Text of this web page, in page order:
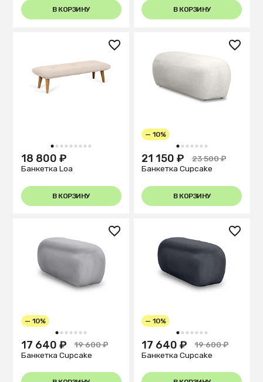
В КОРЗИНУ В КОРЗИНУ
1 2 3 4 5 6 7 8 9
18 800 ₽
Банкетка Loa
В КОРЗИНУ
1 2 3 4 5 6 7
— 10%
21 150 ₽
23 500 ₽
Банкетка Cupcake
В КОРЗИНУ
1 2 3 4 5 6 7
— 10%
17 640 ₽
19 600 ₽
Банкетка Cupcake
1 2 3 4 5 6 7
— 10%
17 640 ₽
19 600 ₽
Банкетка Cupcake